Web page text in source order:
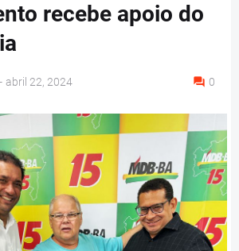
recebe apoio do
- abril 22, 2024 0